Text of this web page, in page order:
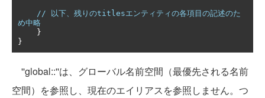
// 以下、残りのtitlesエンティティの各項目の記述のた
め中略
}
}
''global::''は、グローバル名前空間（最優先される名前
空間）を参照し、現在のエイリアスを参照しません。つ